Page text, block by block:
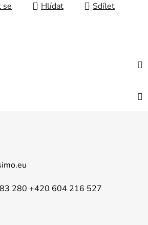
se Hlídat Sdílet
280 +420 604 216 527